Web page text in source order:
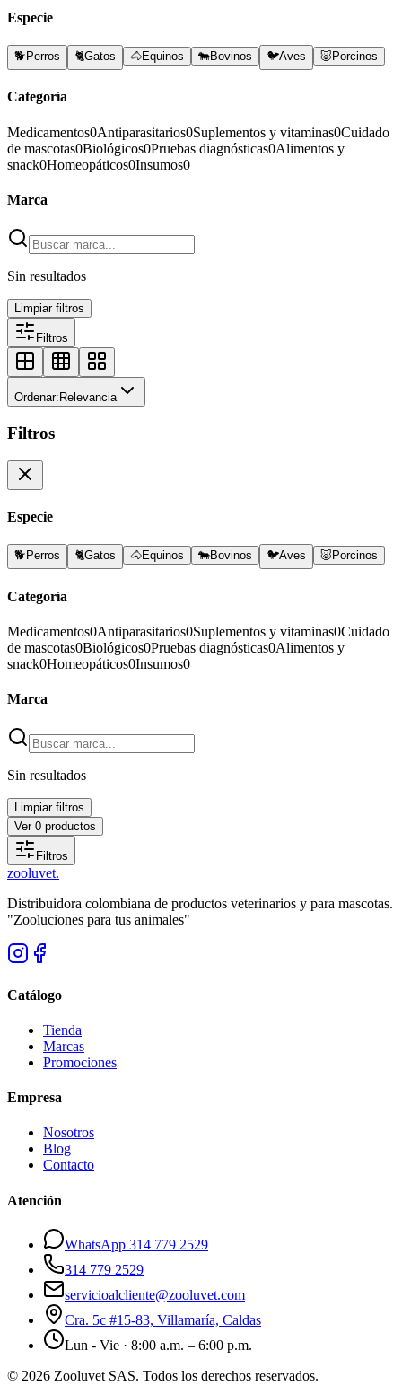
Especie
🐕 Perros 🐈Gatos 🐴Equinos 🐄Bovinos 🐦Aves 🐷 Porcinos
Categoría
Medicamentos0Antiparasitarios0Suplementos y vitaminas0Cuidado
de mascotas0Biológicos0Pruebas diagnósticas0Alimentos y
snack0Homeopáticos0Insumos0
Marca
Sin resultados
Limpiar filtros
Filtros
Ordenar: Relevancia
Filtros
Especie
🐕 Perros 🐈Gatos 🐴Equinos 🐄Bovinos 🐦Aves 🐷 Porcinos
Categoría
Medicamentos0Antiparasitarios0Suplementos y vitaminas0Cuidado
de mascotas0Biológicos0Pruebas diagnósticas0Alimentos y
snack0Homeopáticos0Insumos0
Marca
Sin resultados
Limpiar filtros
Ver 0 productos
Filtros
zooluvet.
Distribuidora colombiana de productos veterinarios y para mascotas.
"Zooluciones para tus animales"
Catálogo
Tienda
Marcas
Promociones
Empresa
Nosotros
Blog
Contacto
Atención
WhatsApp 314 779 2529
314 779 2529
servicioalcliente@zooluvet.com
Cra. 5c #15-83, Villamaría, Caldas
Lun - Vie · 8:00 a.m. – 6:00 p.m.
© 2026 Zooluvet SAS. Todos los derechos reservados.